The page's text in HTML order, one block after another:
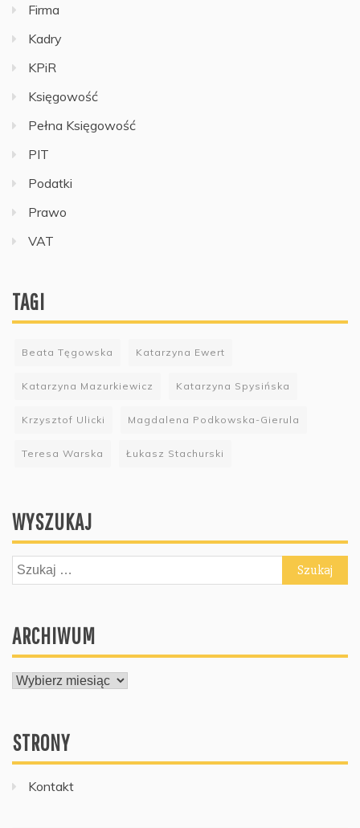
Firma
Kadry
KPiR
Księgowość
Pełna Księgowość
PIT
Podatki
Prawo
VAT
TAGI
Beata Tęgowska Katarzyna Ewert
Katarzyna Mazurkiewicz Katarzyna Spysińska
Krzysztof Ulicki Magdalena Podkowska-Gierula
Teresa Warska Łukasz Stachurski
WYSZUKAJ
Szukaj:
ARCHIWUM
ARCHIWUM
STRONY
Kontakt